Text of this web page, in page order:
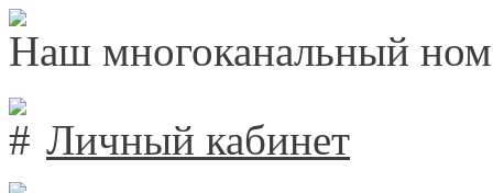
Наш многоканальный
Личный кабинет